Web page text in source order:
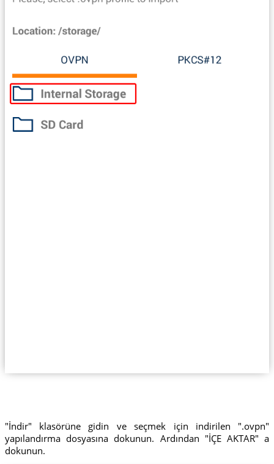
"İndir" klasörüne gidin ve seçmek için indirilen ".ovpn"
yapılandırma dosyasına dokunun. Ardından "İÇE AKTAR" a
dokunun.